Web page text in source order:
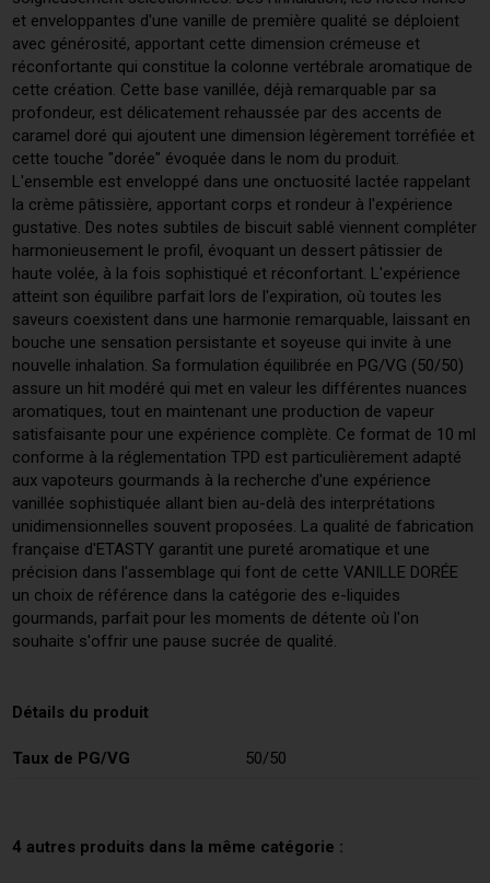
et enveloppantes d'une vanille de première qualité se déploient
avec générosité, apportant cette dimension crémeuse et
réconfortante qui constitue la colonne vertébrale aromatique de
cette création. Cette base vanillée, déjà remarquable par sa
profondeur, est délicatement rehaussée par des accents de
caramel doré qui ajoutent une dimension légèrement torréfiée et
cette touche "dorée" évoquée dans le nom du produit.
L'ensemble est enveloppé dans une onctuosité lactée rappelant
la crème pâtissière, apportant corps et rondeur à l'expérience
gustative. Des notes subtiles de biscuit sablé viennent compléter
harmonieusement le profil, évoquant un dessert pâtissier de
haute volée, à la fois sophistiqué et réconfortant. L'expérience
atteint son équilibre parfait lors de l'expiration, où toutes les
saveurs coexistent dans une harmonie remarquable, laissant en
bouche une sensation persistante et soyeuse qui invite à une
nouvelle inhalation. Sa formulation équilibrée en PG/VG (50/50)
assure un hit modéré qui met en valeur les différentes nuances
aromatiques, tout en maintenant une production de vapeur
satisfaisante pour une expérience complète. Ce format de 10 ml
conforme à la réglementation TPD est particulièrement adapté
aux vapoteurs gourmands à la recherche d'une expérience
vanillée sophistiquée allant bien au-delà des interprétations
unidimensionnelles souvent proposées. La qualité de fabrication
française d'ETASTY garantit une pureté aromatique et une
précision dans l'assemblage qui font de cette VANILLE DORÉE
un choix de référence dans la catégorie des e-liquides
gourmands, parfait pour les moments de détente où l'on
souhaite s'offrir une pause sucrée de qualité.
Détails du produit
Taux de PG/VG 50/50
4 autres produits dans la même catégorie :